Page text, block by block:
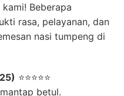
Beberapa
rasa, pelayanan, dan
nasi tumpeng di
⭐⭐⭐⭐⭐
betul.